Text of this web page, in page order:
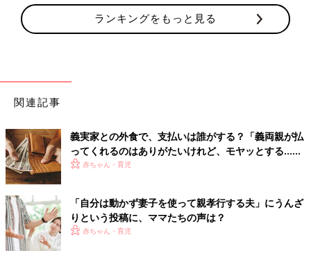
を理由に距離おけそうですけどね」
「子どもが大きくなるまでの、あと数年じゃないですかね。中学
ポーツ少年団や習い事をしたらどうですか。子どもの用事なら仕
方ないですよね。
ただ、お子さんが祖父母に会うのを楽しみにしているのなら、そ
れを奪うのは親としてどうかと思います。」
は？
「義両親と同居する私は負け組なんでしょう
か。立ち直れません」というママの声が、口コ
ミサイト「ウィメンズパーク」に寄せられまし
ランキングをもっと見る
関連記事
義実家との外食で、支払いは誰がする？「義両親が払
ってくれるのはありがたいけれど、モヤッとする…」
という複雑な声も…
赤ちゃん・育児
「自分は動かず妻子を使って親孝行する夫」にうんざ
りという投稿に、ママたちの声は？
赤ちゃん・育児